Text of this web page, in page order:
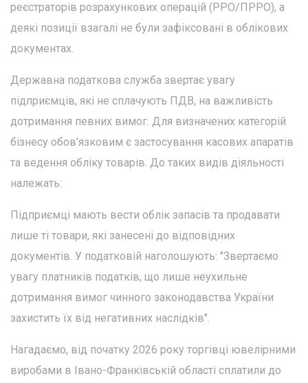
реєстраторів розрахункових операцій (РРО/ПРРО), а
деякі позиції взагалі не були зафіксовані в облікових
документах.
Державна податкова служба звертає увагу
підприємців, які не сплачують ПДВ, на важливість
дотримання певних вимог. Для визначених категорій
бізнесу обов'язковим є застосування касових апаратів
та ведення обліку товарів. До таких видів діяльності
належать:
Підприємці мають вести облік запасів та продавати
лише ті товари, які занесені до відповідних
документів. У податковій наголошують: "Звертаємо
увагу платників податків, що лише неухильне
дотримання вимог чинного законодавства України
захистить їх від негативних наслідків".
Нагадаємо, від початку 2026 року торгівці ювелірними
виробами в Івано-Франківській області сплатили до